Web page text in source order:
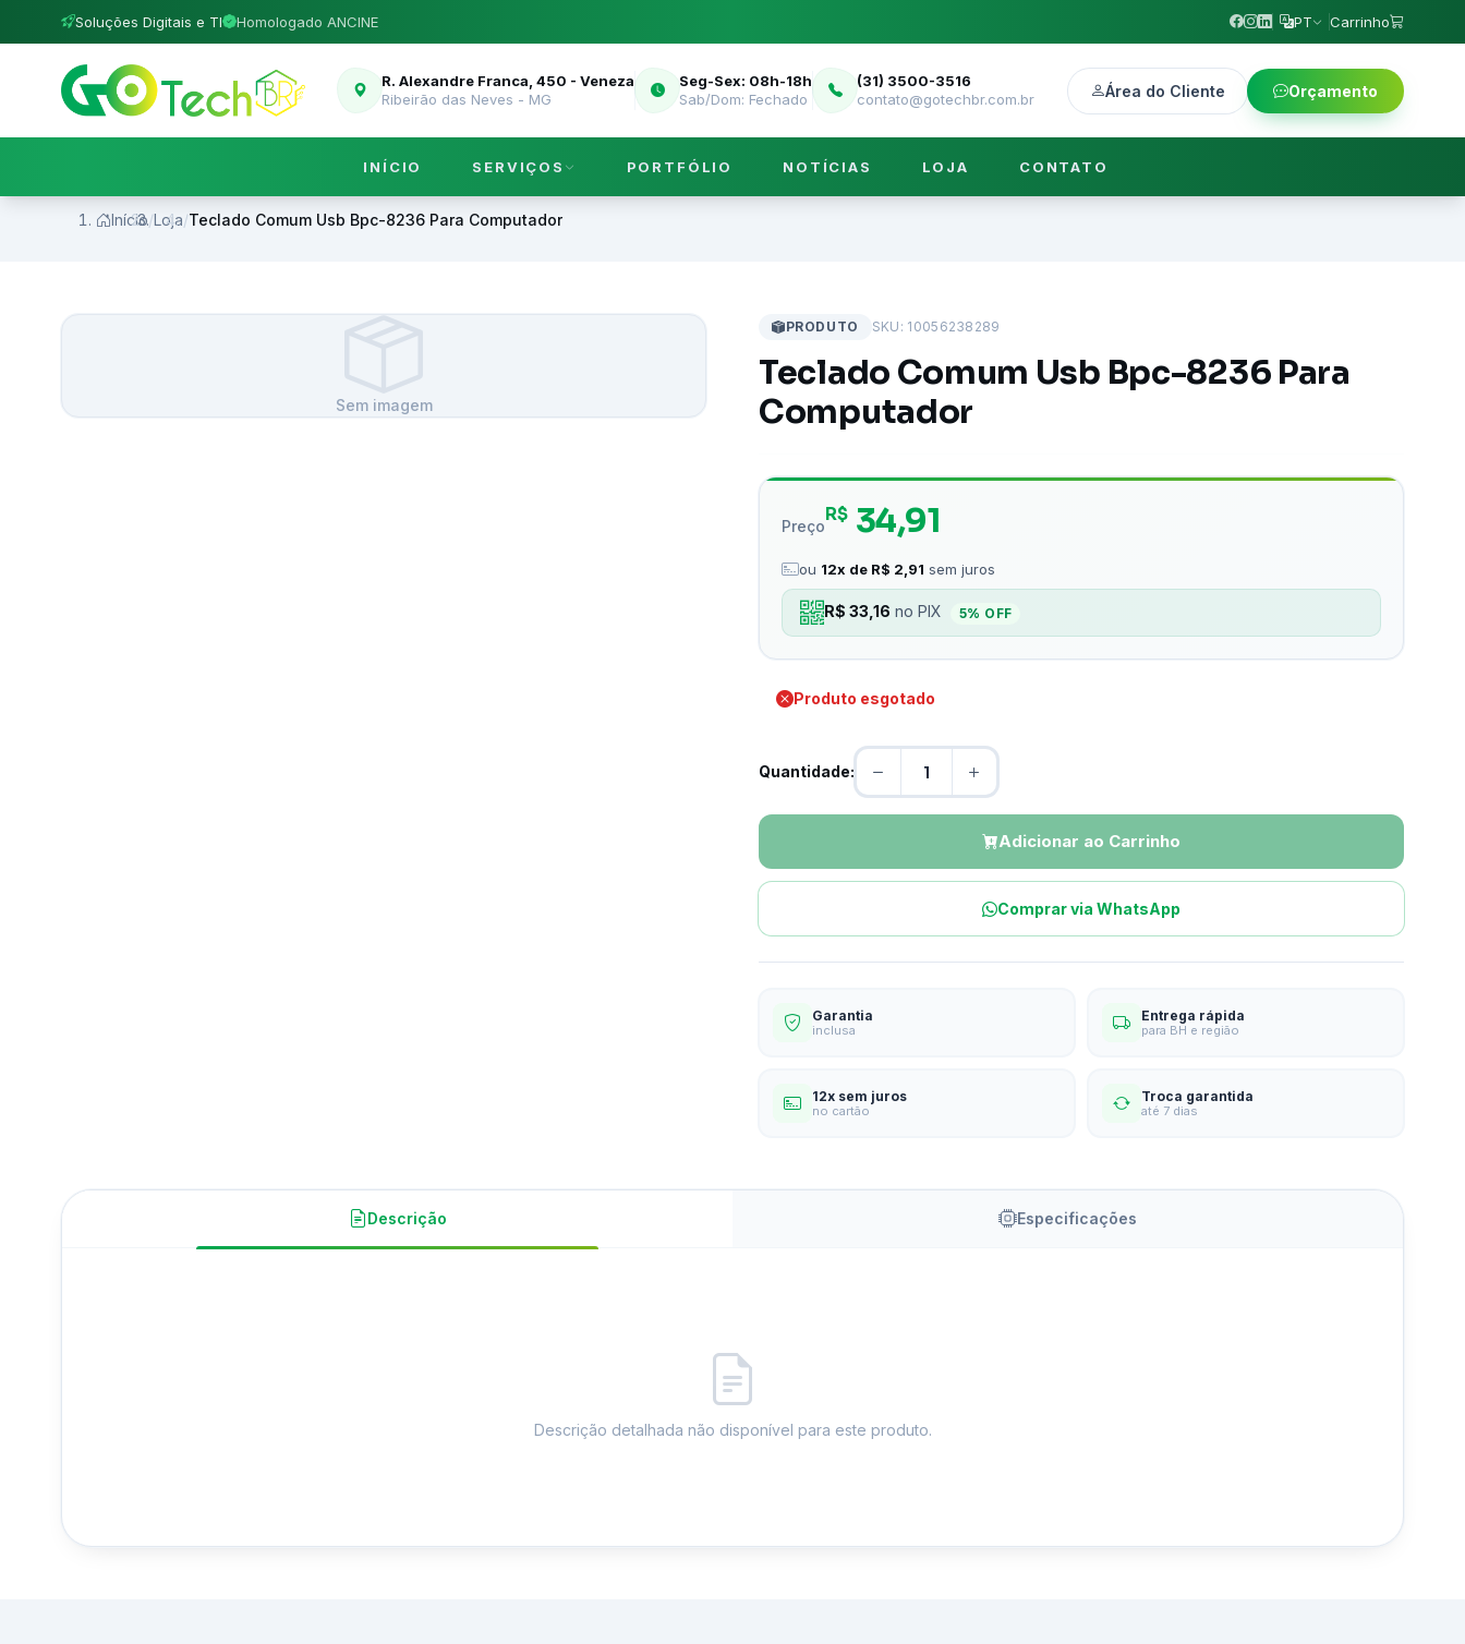
Soluções Digitais e TI Homologado ANCINE PT Carrinho
R. Alexandre Franca, 450 - Veneza
Ribeirão das Neves - MG
Seg-Sex: 08h-18h
Sab/Dom: Fechado
(31) 3500-3516
contato@gotechbr.com.br
Área do Cliente Orçamento
INÍCIO SERVIÇOS PORTFÓLIO NOTÍCIAS LOJA CONTATO
Início/Loja/Teclado Comum Usb Bpc-8236 Para Computador
Sem imagem
PRODUTO SKU: 10056238289
Teclado Comum Usb Bpc-8236 Para
Computador
Preço
R$ 34,91
ou 12x de R$ 2,91 sem juros
R$ 33,16 no PIX 5% OFF
Produto esgotado
Quantidade:
Adicionar ao Carrinho
Comprar via WhatsApp
Garantia
inclusa
Entrega rápida
para BH e região
12x sem juros
no cartão
Troca garantida
até 7 dias
Descrição Especificações
Descrição detalhada não disponível para este produto.